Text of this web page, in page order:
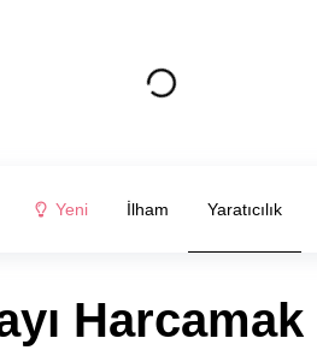
Yeni İlham Yaratıcılık
Harcamak